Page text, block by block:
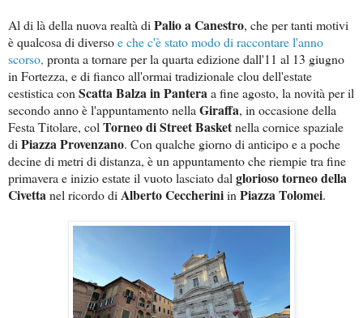
Al di là della nuova realtà di Palio a Canestro, che per tanti motivi
è qualcosa di diversoe che c'è stato modo di raccontare l'anno
scorso, pronta a tornare per la quarta edizione dall'11 al 13 giugno
in Fortezza, e di fianco all'ormai tradizionale clou dell'estate
cestistica con Scatta Balza in Panteraa fine agosto, la novità per il
secondo anno è l'appuntamento nella Giraffa, in occasione della
Festa Titolare, col Torneo di Street Basketnella cornice spaziale
di Piazza Provenzano. Con qualche giorno di anticipo e a poche
decine di metri di distanza, è un appuntamento che riempie tra fine
primavera e inizio estate il vuoto lasciato dal glorioso torneo della
Civettanel ricordo di Alberto Ceccheriniin Piazza Tolomei.